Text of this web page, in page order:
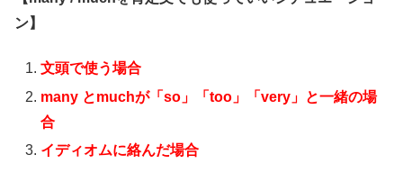
ン】
文頭で使う場合
many とmuchが「so」「too」「very」と一緒の場
合
イディオムに絡んだ場合